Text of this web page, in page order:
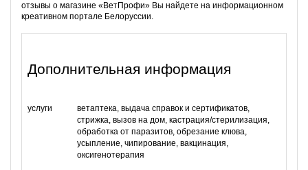
отзывы о магазине «ВетПрофи» Вы найдете на информационном
креативном портале Белоруссии.
Дополнительная информация
услуги
ветаптека, выдача справок и сертификатов,
стрижка, вызов на дом, кастрация/стерилизация,
обработка от паразитов, обрезание клюва,
усыпление, чипирование, вакцинация,
оксигенотерапия